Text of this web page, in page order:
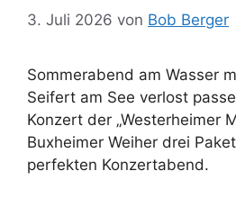
3. Juli 2026 von Bob Berger
Sommerabend am Wasser
Seifert am See verlost
Konzert der „Westerheimer
Buxheimer Weiher drei
perfekten Konzertabend.